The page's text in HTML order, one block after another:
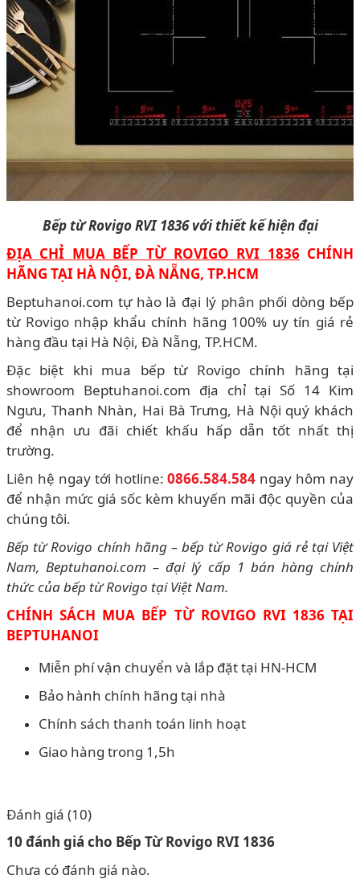
Bếp từ Rovigo RVI 1836 với thiết kế hiện đại
ĐỊA CHỈ MUA BẾP TỪ ROVIGO RVI 1836 CHÍNH
HÃNG TẠI HÀ NỘI, ĐÀ NẴNG, TP.HCM
Beptuhanoi.com tự hào là đại lý phân phối dòng bếp
từ Rovigo nhập khẩu chính hãng 100% uy tín giá rẻ
hàng đầu tại Hà Nội, Đà Nẵng, TP.HCM.
Đặc biệt khi mua bếp từ Rovigo chính hãng tại
showroom Beptuhanoi.com địa chỉ tại Số 14 Kim
Ngưu, Thanh Nhàn, Hai Bà Trưng, Hà Nội quý khách
để nhận ưu đãi chiết khấu hấp dẫn tốt nhất thị
trường.
Liên hệ ngay tới hotline:0866.584.584 ngay hôm nay
để nhận mức giá sốc kèm khuyến mãi độc quyền của
chúng tôi.
Bếp từ Rovigo chính hãng – bếp từ Rovigo giá rẻ tại Việt
Nam, Beptuhanoi.com – đại lý cấp 1 bán hàng chính
thức của bếp từ Rovigo tại Việt Nam.
CHÍNH SÁCH MUA BẾP TỪ ROVIGO RVI 1836 TẠI
BEPTUHANOI
Miễn phí vận chuyển và lắp đặt tại HN-HCM
Bảo hành chính hãng tại nhà
Chính sách thanh toán linh hoạt
Giao hàng trong 1,5h
Đánh giá (10)
10 đánh giá cho Bếp Từ Rovigo RVI 1836
Chưa có đánh giá nào.